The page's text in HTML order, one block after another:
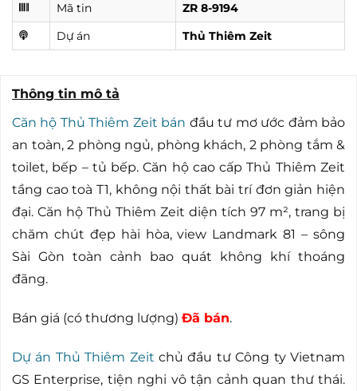
Mã tin
ZR 8-9194
Dự án
Thủ Thiêm Zeit
Thông tin mô tả
Căn hộ Thủ Thiêm Zeit bán đầu tư mơ ước đảm bảo
an toàn, 2 phòng ngủ, phòng khách, 2 phòng tắm &
toilet, bếp – tủ bếp. Căn hộ cao cấp Thủ Thiêm Zeit
tầng cao toà T1, không nội thất bài trí đơn giản hiện
đại. Căn hộ Thủ Thiêm Zeit diện tích 97 m², trang bị
chăm chút đẹp hài hòa, view Landmark 81 – sông
Sài Gòn toàn cảnh bao quát không khí thoáng
đãng.
Bán giá (có thương lượng) Đã bán.
Dự án Thủ Thiêm Zeit chủ đầu tư Công ty Vietnam
GS Enterprise, tiện nghi vô tận cảnh quan thư thái.